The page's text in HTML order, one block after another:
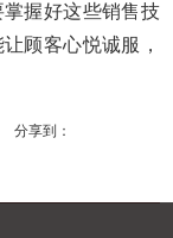
握好这些销售技
顾客心悦诚服，
分享到：